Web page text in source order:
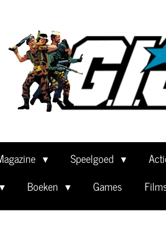
Speelgoed
Boeken Games